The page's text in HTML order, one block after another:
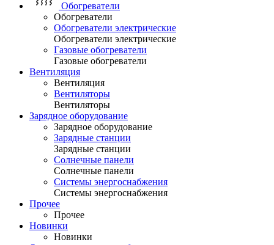
Обогреватели
Обогреватели
Обогреватели электрические
Обогреватели электрические
Газовые обогреватели
Газовые обогреватели
Вентиляция
Вентиляция
Вентиляторы
Вентиляторы
Зарядное оборудование
Зарядное оборудование
Зарядные станции
Зарядные станции
Солнечные панели
Солнечные панели
Системы энергоснабжения
Системы энергоснабжения
Прочее
Прочее
Новинки
Новинки